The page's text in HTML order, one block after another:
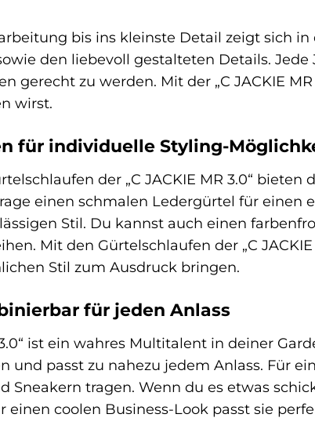
bis ins kleinste Detail zeigt sich
den liebevoll gestalteten Details.
gerecht zu werden. Mit der „C JACKIE
wirst.
für individuelle Styling-
der „C JACKIE MR 3.0“
einen schmalen Ledergürtel für
Stil. Du kannst auch einen
Mit den Gürtelschlaufen der „C
Stil zum Ausdruck bringen.
für jeden Anlass
3.0“ ist ein wahres Multitalent in deiner
und passt zu nahezu jedem Anlass. Für
Sneakern tragen. Wenn du es etwas
einen coolen Business-Look passt sie